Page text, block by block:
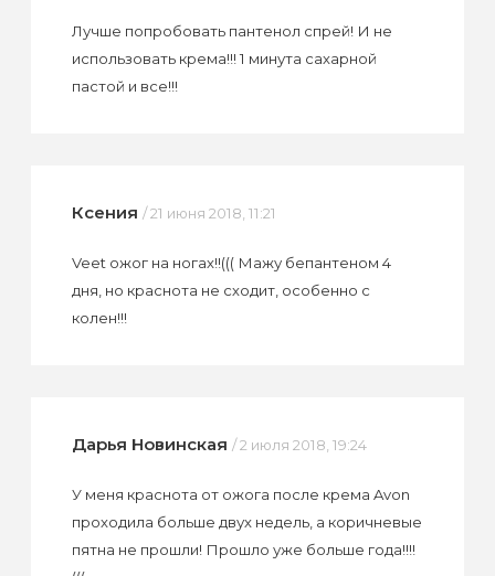
Лучше попробовать пантенол спрей! И не
использовать крема!!! 1 минута сахарной
пастой и все!!!
Ксения / 21 июня 2018, 11:21
Veet ожог на ногах!!((( Мажу бепантеном 4
дня, но краснота не сходит, особенно с
колен!!!
Дарья Новинская / 2 июля 2018, 19:24
У меня краснота от ожога после крема Avon
проходила больше двух недель, а коричневые
пятна не прошли! Прошло уже больше года!!!!